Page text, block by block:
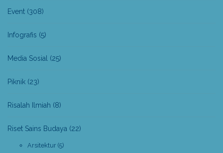
Event (308)
Infografis (5)
Media Sosial (25)
Piknik (23)
Risalah Ilmiah (8)
Riset Sains Budaya (22)
Arsitektur (5)